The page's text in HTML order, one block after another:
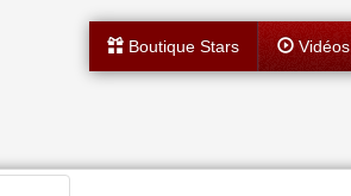
Boutique Stars Vidéos